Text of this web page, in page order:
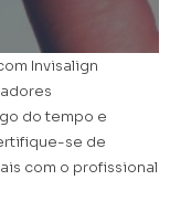
Invisalign
do tempo e
se de
com o profissional